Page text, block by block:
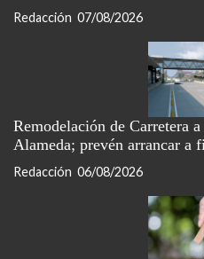
Redacción 07/08/2026
Remodelación de Carretera
Alameda; prevén arrancar a
Redacción 06/08/2026